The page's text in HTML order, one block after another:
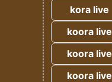
kora live
koora live
koora live
koora live